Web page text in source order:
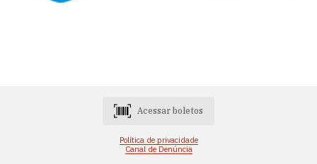
Acessar boletos
Política de privacidade
Canal de Denúncia